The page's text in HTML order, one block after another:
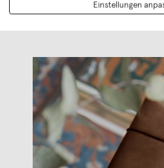
Einstellungen